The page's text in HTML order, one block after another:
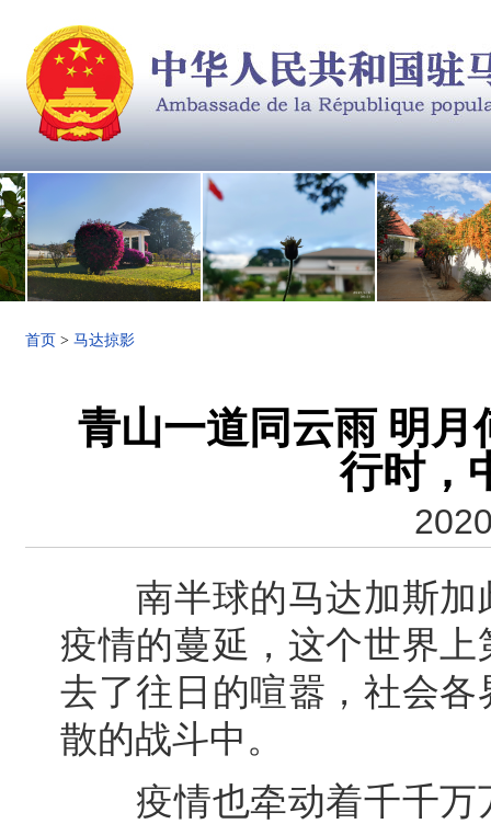
首页 > 马达掠影
青山一道同云雨 明
行时，
南半球的马达加斯加
疫情的蔓延，这个世界
去了往日的喧嚣，社会
散的战斗中。
疫情也牵动着千千万